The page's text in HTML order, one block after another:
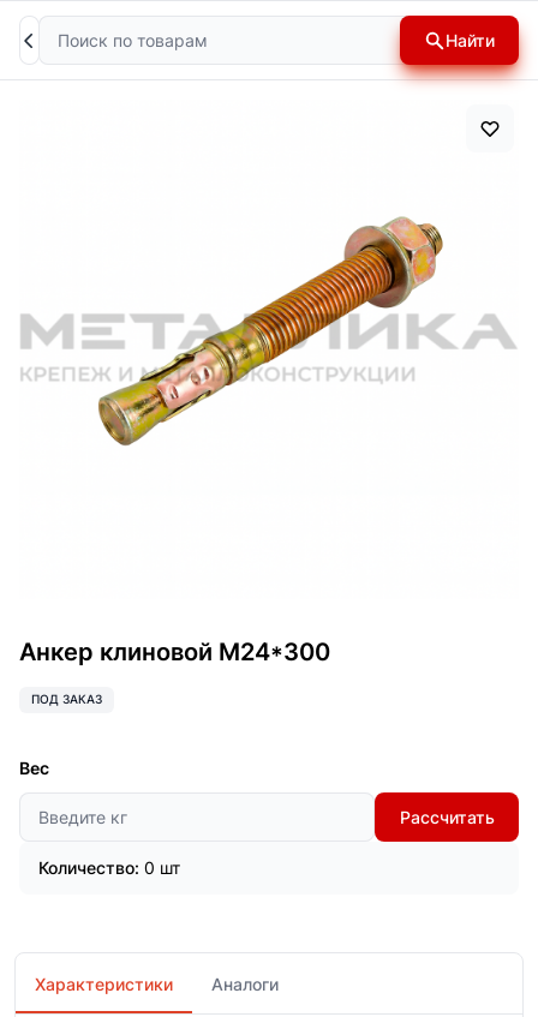
Поиск Найти
Анкер клиновой М24*300
ПОД ЗАКАЗ
Вес
Рассчитать
Количество: 0 шт
Характеристики Аналоги